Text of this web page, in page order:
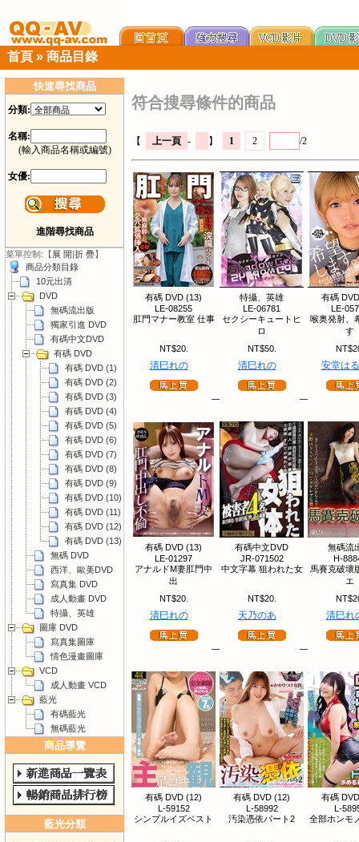
首頁 » 商品目錄
快速尋找商品
分類:
名稱:
(輸入商品名稱或編號)
女優:
進階尋找商品
菜單控制:【展 開|折 疊】
商品分類目錄
10元出清
DVD
無碼流出版
獨家引進 DVD
有碼中文DVD
有碼 DVD
有碼 DVD (1)
有碼 DVD (2)
有碼 DVD (3)
有碼 DVD (4)
有碼 DVD (5)
有碼 DVD (6)
有碼 DVD (7)
有碼 DVD (8)
有碼 DVD (9)
有碼 DVD (10)
有碼 DVD (11)
有碼 DVD (12)
有碼 DVD (13)
無碼 DVD
西洋、歐美DVD
寫真集 DVD
成人動畫 DVD
特攝、英雄
圖庫 DVD
寫真集圖庫
情色漫畫圖庫
VCD
成人動畫 VCD
藍光
有碼藍光
無碼藍光
商品導覽
藍光分類
符合搜尋條件的商品
【 上一頁 - 】 1 2 /2
有碼 DVD (13)
LE-08255
肛門マナー教室 仕事
NT$20.
清巳れの
特攝、英雄
LE-06781
セクシーキュートヒ
ロ
NT$50.
清巳れの
有碼
LE-
喉奥発射、
す
安堂は
有碼 DVD (13)
LE-01297
アナルドM妻肛門中
出
NT$20.
清巳れの
有碼中文DVD
JR-071502
中文字幕 狙われた女
NT$20.
天乃のあ
無碼流
H-
馬賽克破壞
エ
清巳れ
有碼 DVD (12)
L-59152
シンプルイズベスト
有碼 DVD (12)
L-58992
汚染憑依パート2
有碼
L-
全部ホンモ